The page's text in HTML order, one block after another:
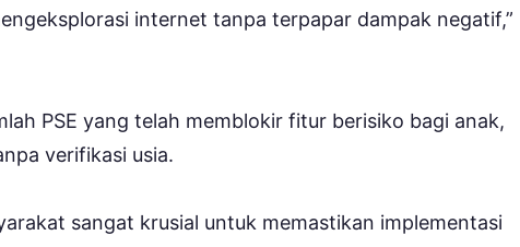
internet tanpa terpapar dampak negatif,”
PSE yang telah memblokir fitur berisiko bagi anak,
verifikasi usia.
sangat krusial untuk memastikan implementasi